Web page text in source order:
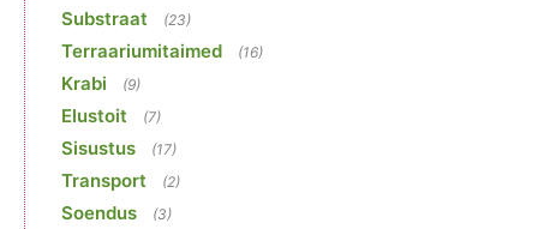
Substraat (23)
Terraariumitaimed (16)
Krabi (9)
Elustoit (7)
Sisustus (17)
Transport (2)
Soendus (3)